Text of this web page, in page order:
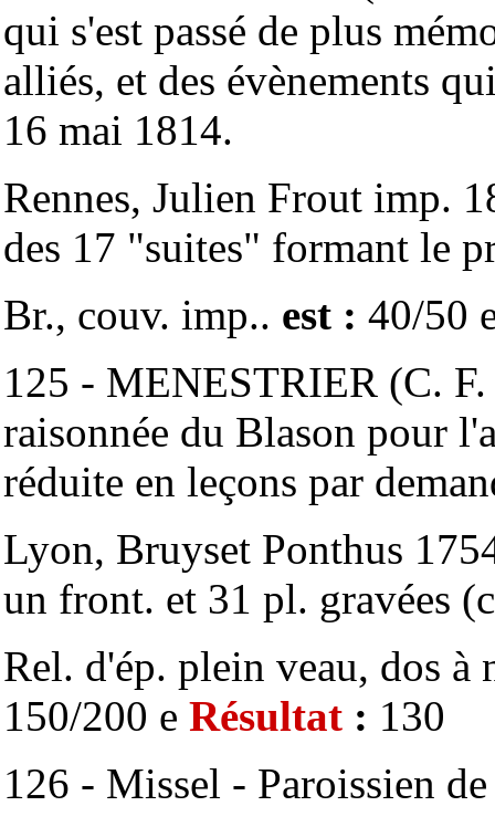
qui s'est passé de plus
alliés, et des évènements
16 mai 1814.
Rennes, Julien Frout imp.
des 17 "suites" formant le
Br., couv. imp.. est : 40/50
125 - MENESTRIER (C.
raisonnée du Blason pour
réduite en leçons par
Lyon, Bruyset Ponthus
un front. et 31 pl. gravées
Rel. d'ép. plein veau, dos
150/200 e Résultat : 130
126 - Missel - Paroissien